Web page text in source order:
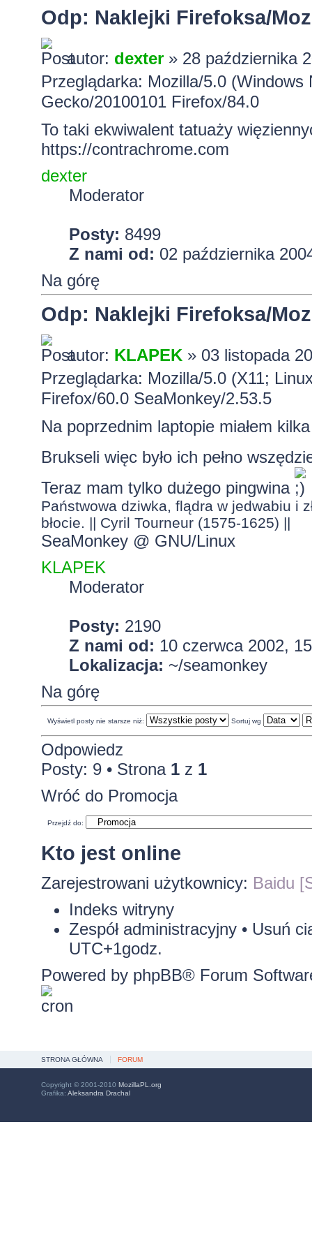
Odp: Naklejki Firefoksa/
autor: dexter» 28 października
Przeglądarka: Mozilla/5.0
Gecko/20100101 Firefox/84.0
To taki ekwiwalent tatuaży
https://contrachrome.com
dexter
Moderator
Posty: 8499
Z nami od: 02 października
Na górę
Odp: Naklejki Firefoksa/
autor: KLAPEK» 03 listopada
Przeglądarka: Mozilla/5.0 (X11;
Firefox/60.0 SeaMonkey/2.53.5
Na poprzednim laptopie miałem
Brukseli więc było ich pełno
Teraz mam tylko dużego pingwina
Państwowa dziwka, flądra w jedwabiu i
błocie. || Cyril Tourneur (1575-1625) ||
SeaMonkey @ GNU/Linux
KLAPEK
Moderator
Posty: 2190
Z nami od: 10 czerwca 2002,
Lokalizacja: ~/seamonkey
Na górę
Wyświetl posty nie starsze niż: Sortuj wg
Odpowiedz
Posty: 9 • Strona 1z 1
Wróć do Promocja
Przejdź do:
Kto jest online
Zarejestrowani użytkownicy: Baidu
Indeks witryny
Zespół administracyjny• Usuń
UTC+1godz.
Powered by phpBB® Forum
STRONA GŁÓWNA FORUM
Copyright © 2001-2010 MozillaPL.org
Grafika: Aleksandra Drachal